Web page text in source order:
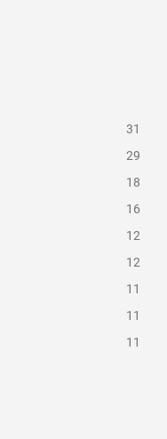
31
29
18
16
12
12
11
11
11